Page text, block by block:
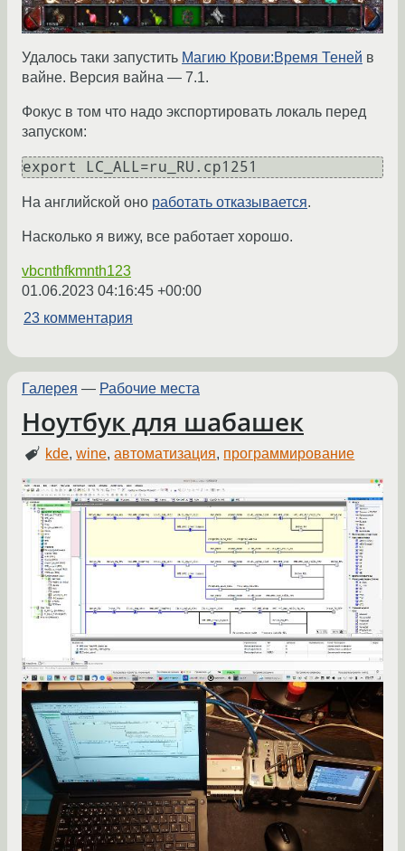
Удалось таки запустить Магию Крови:Время Теней в
вайне. Версия вайна — 7.1.
Фокус в том что надо экспортировать локаль перед
запуском:
На английской оно работать отказывается.
Насколько я вижу, все работает хорошо.
vbcnthfkmnth123
01.06.2023 04:16:45 +00:00
23 комментария
Галерея — Рабочие места
Ноутбук для шабашек
kde,wine,автоматизация, программирование